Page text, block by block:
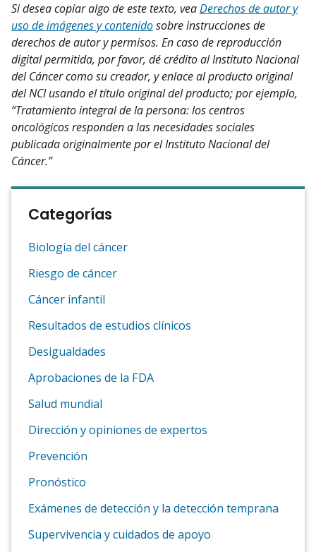
Si desea copiar algo de este texto, veaDerechos de autor y
uso de imágenes y contenidosobre instrucciones de
derechos de autor y permisos. En caso de reproducción
digital permitida, por favor, dé crédito al Instituto Nacional
del Cáncer como su creador, y enlace al producto original
del NCI usando el título original del producto; por ejemplo,
“Tratamiento integral de la persona: los centros
oncológicos responden a las necesidades sociales
publicada originalmente por el Instituto Nacional del
Cáncer.”
Categorías
Biología del cáncer
Riesgo de cáncer
Cáncer infantil
Resultados de estudios clínicos
Desigualdades
Aprobaciones de la FDA
Salud mundial
Dirección y opiniones de expertos
Prevención
Pronóstico
Exámenes de detección y la detección temprana
Supervivencia y cuidados de apoyo